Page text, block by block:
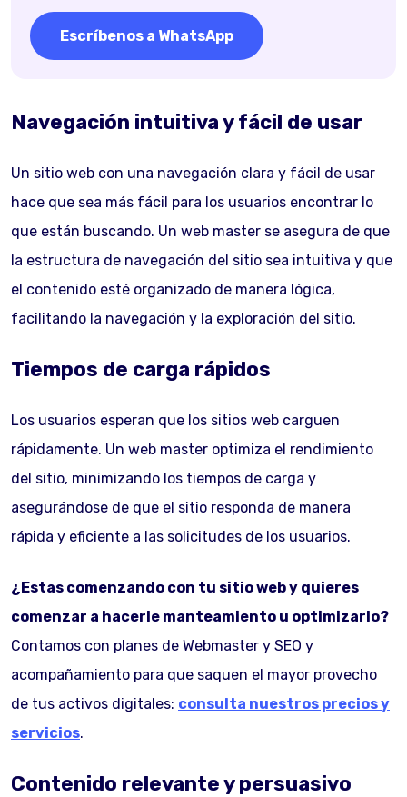
Escríbenos a WhatsApp
Navegación intuitiva y fácil de usar
Un sitio web con una navegación clara y fácil de usar
hace que sea más fácil para los usuarios encontrar lo
que están buscando. Un web master se asegura de que
la estructura de navegación del sitio sea intuitiva y que
el contenido esté organizado de manera lógica,
facilitando la navegación y la exploración del sitio.
Tiempos de carga rápidos
Los usuarios esperan que los sitios web carguen
rápidamente. Un web master optimiza el rendimiento
del sitio, minimizando los tiempos de carga y
asegurándose de que el sitio responda de manera
rápida y eficiente a las solicitudes de los usuarios.
¿Estas comenzando con tu sitio web y quieres
comenzar a hacerle manteamiento u optimizarlo?
Contamos con planes de Webmaster y SEO y
acompañamiento para que saquen el mayor provecho
de tus activos digitales: consulta nuestros precios y
servicios.
Contenido relevante y persuasivo